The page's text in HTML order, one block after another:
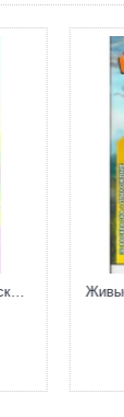
Живая азбука. 3D Живая Раскраска